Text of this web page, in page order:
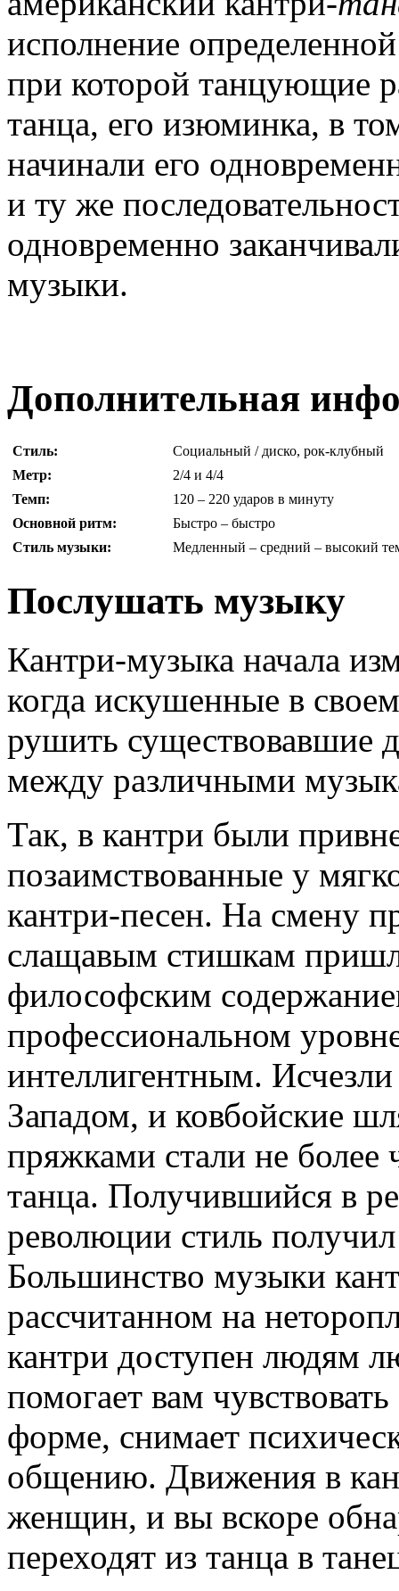
исполнение
при которой танцующие
танца, его изюминка, в
начинали его
и ту же
одновременно
музыки.
Дополнительная
Стиль:
Социальный / диско, рок-клубный
Метр:
2/4 и 4/4
Темп:
120 – 220 ударов в минуту
Основной ритм:
Быстро – быстро
Стиль музыки:
Медленный – средний – высокий
Послушать музыку
Кантри-музыка начала
когда искушенные в
рушить существовавшие
между различными
Так, в кантри были
позаимствованные у
кантри-песен. На смену
слащавым стишкам
философским
профессиональном
интеллигентным.
Западом, и ковбойские
пряжками стали не более
танца. Получившийся в
революции стиль
Большинство музыки
рассчитанном на
кантри доступен людям
помогает вам
форме, снимает
общению. Движения в
женщин, и вы вскоре
переходят из танца в